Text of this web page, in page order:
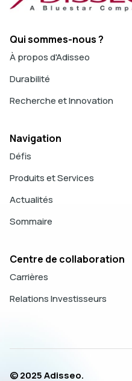
Qui sommes-nous ?
À propos d'Adisseo
Durabilité
Recherche et Innovation
Navigation
Défis
Produits et Services
Actualités
Sommaire
Centre de collaboration
Carrières
Relations Investisseurs
© 2025 Adisseo.